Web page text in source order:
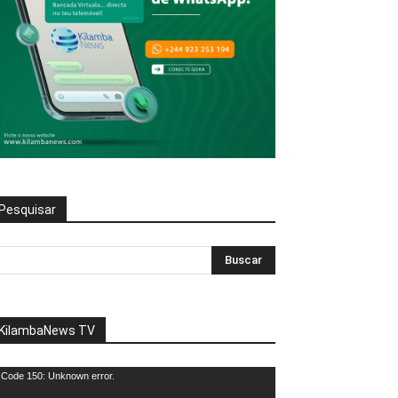
TV
Code 150: Unknown error.